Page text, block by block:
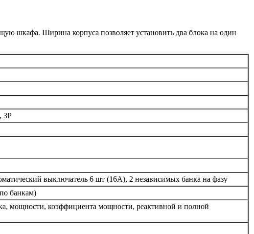
шкафа. Ширина корпуса позволяет установить два блока на один
3P
выключатель 6 шт (16А), 2 независимых банка на фазу
банкам)
мощности, коэффициента мощности, реактивной и полной